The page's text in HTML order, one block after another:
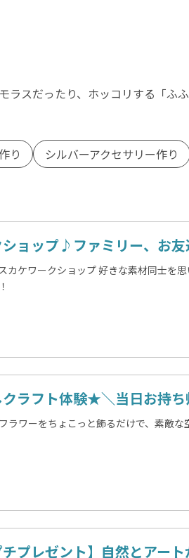
スだったり、ホッコリする「ふ
り シルバーアクセサリー作り
ョップ♪ファミリー、お
カケワークショップ 好きな素材同士を
ラフト体験★＼当日お持
ラワーをちょこっと飾るだけで、素敵
チプレゼント】自然とアー